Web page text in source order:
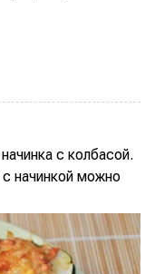
с колбасой.
начинкой можно